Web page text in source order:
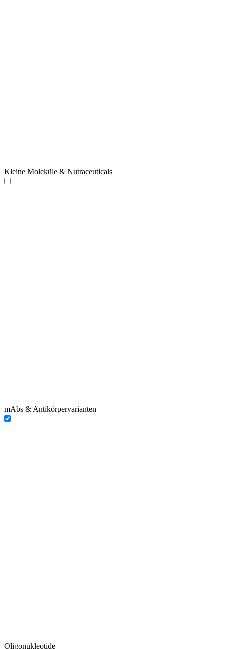
Kleine Moleküle & Nutraceuticals
mAbs & Antikörpervarianten
Oligonukleotide